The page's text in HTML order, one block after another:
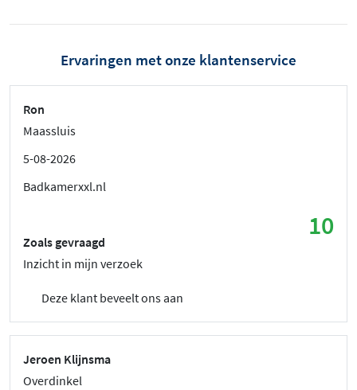
Ervaringen met onze klantenservice
Ron
Maassluis
5-08-2026
Badkamerxxl.nl
10
Zoals gevraagd
Inzicht in mijn verzoek
Deze klant beveelt ons aan
Jeroen Klijnsma
Overdinkel